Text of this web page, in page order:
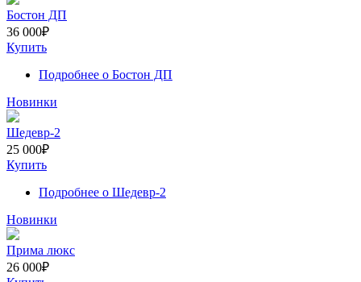
Бостон ДП
36 000₽
Купить
Подробнее о Бостон ДП
Новинки
Шедевр-2
25 000₽
Купить
Подробнее о Шедевр-2
Новинки
Прима люкс
26 000₽